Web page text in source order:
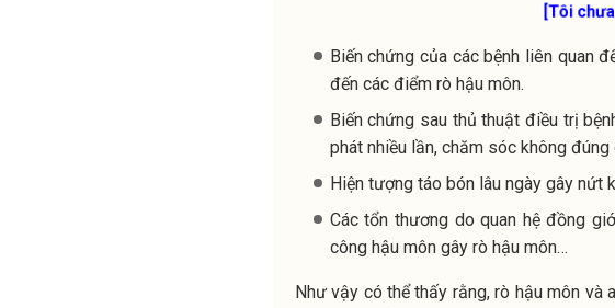
[Tôi
Biến chứng của các bệnh liên quan
đến các điểm rò hậu môn.
Biến chứng sau thủ thuật điều trị
phát nhiều lần, chăm sóc không
Hiện tượng táo bón lâu ngày gây nứt
Các tổn thương do quan hệ đồng
công hậu môn gây rò hậu môn…
Như vậy có thể thấy rằng, rò hậu môn và